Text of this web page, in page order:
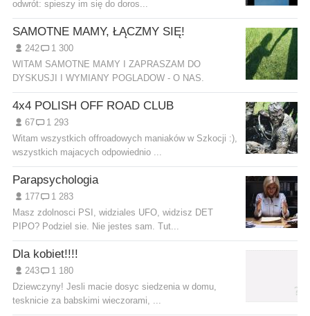
odwrót: spieszy im się do doros...
SAMOTNE MAMY, ŁĄCZMY SIĘ!
242
1 300
WITAM SAMOTNE MAMY I ZAPRASZAM DO
DYSKUSJI I WYMIANY POGLADOW - O NAS.
4x4 POLISH OFF ROAD CLUB
67
1 293
Witam wszystkich offroadowych maniaków w Szkocji :),
wszystkich majacych odpowiednio ...
Parapsychologia
177
1 283
Masz zdolnosci PSI, widziales UFO, widzisz DET
PIPO? Podziel sie. Nie jestes sam. Tut...
Dla kobiet!!!!
243
1 180
Dziewczyny! Jesli macie dosyc siedzenia w domu,
tesknicie za babskimi wieczorami, ...